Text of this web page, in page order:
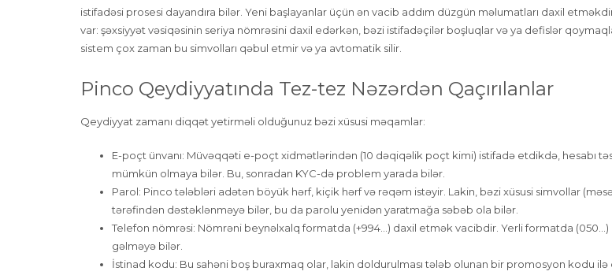
istifadəsi prosesi dayandıra bilər. Yeni başlayanlar üçün ən vacib addım düzgün məlumatları daxil
var: şəxsiyyət vəsiqəsinin seriya nömrəsini daxil edərkən, bəzi istifadəçilər boşluqlar və ya defislər
sistem çox zaman bu simvolları qəbul etmir və ya avtomatik silir.
Pinco Qeydiyyatında Tez-tez Nəzərdən Qaçırılanlar
Qeydiyyat zamanı diqqət yetirməli olduğunuz bəzi xüsusi məqamlar:
E-poçt ünvanı: Müvəqqəti e-poçt xidmətlərindən (10 dəqiqəlik poçt kimi) istifadə etdikdə, hesabı
mümkün olmaya bilər. Bu, sonradan KYC-də problem yarada bilər.
Parol: Pinco tələbləri adətən böyük hərf, kiçik hərf və rəqəm istəyir. Lakin, bəzi xüsusi simvollar
tərəfindən dəstəklənməyə bilər, bu da parolu yenidən yaratmağa səbəb ola bilər.
Telefon nömrəsi: Nömrəni beynəlxalq formatda (+994…) daxil etmək vacibdir. Yerli formatda
gəlməyə bilər.
İstinad kodu: Bu sahəni boş buraxmaq olar, lakin doldurulması tələb olunan bir promosyon kodu ilə